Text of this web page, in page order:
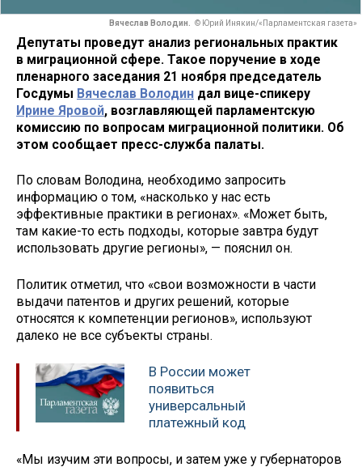
Вячеслав Володин. © Юрий Инякин/«Парламентская газета»
Депутаты проведут анализ региональных практик
в миграционной сфере. Такое поручение в ходе
пленарного заседания 21 ноября председатель
Госдумы Вячеслав Володин дал вице-спикеру
Ирине Яровой, возглавляющей парламентскую
комиссию по вопросам миграционной политики. Об
этом сообщает пресс-служба палаты.
По словам Володина, необходимо запросить
информацию о том, «насколько у нас есть
эффективные практики в регионах». «Может быть,
там какие-то есть подходы, которые завтра будут
использовать другие регионы», — пояснил он.
Политик отметил, что «свои возможности в части
выдачи патентов и других решений, которые
относятся к компетенции регионов», используют
далеко не все субъекты страны.
В России может
появиться
универсальный
платежный код
«Мы изучим эти вопросы, и затем уже у губернаторов